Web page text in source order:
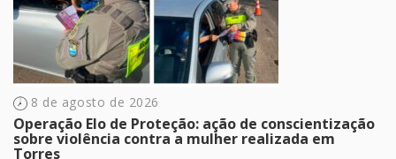
8 de agosto de 2026
Operação Elo de Proteção: ação de conscientização
sobre violência contra a mulher realizada em
Torres